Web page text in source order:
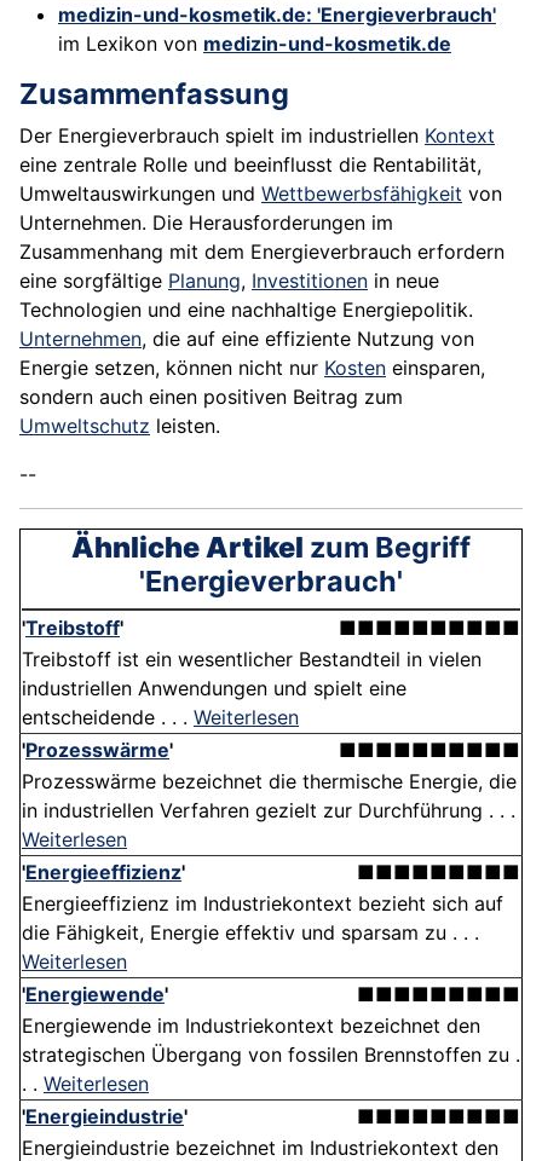
medizin-und-kosmetik.de: 'Energieverbrauch'
im Lexikon von medizin-und-kosmetik.de
Zusammenfassung
Der Energieverbrauch spielt im industriellen Kontext
eine zentrale Rolle und beeinflusst die Rentabilität,
Umweltauswirkungen und Wettbewerbsfähigkeit von
Unternehmen. Die Herausforderungen im
Zusammenhang mit dem Energieverbrauch erfordern
eine sorgfältige Planung, Investitionen in neue
Technologien und eine nachhaltige Energiepolitik.
Unternehmen, die auf eine effiziente Nutzung von
Energie setzen, können nicht nur Kosten einsparen,
sondern auch einen positiven Beitrag zum
Umweltschutz leisten.
--
Ähnliche Artikel zum Begriff
'Energieverbrauch'
'Treibstoff'
■■■■■■■■■■
Treibstoff ist ein wesentlicher Bestandteil in vielen
industriellen Anwendungen und spielt eine
entscheidende . . . Weiterlesen
'Prozesswärme'
■■■■■■■■■■
Prozesswärme bezeichnet die thermische Energie, die
in industriellen Verfahren gezielt zur Durchführung . . .
Weiterlesen
'Energieeffizienz'
■■■■■■■■■
Energieeffizienz im Industriekontext bezieht sich auf
die Fähigkeit, Energie effektiv und sparsam zu . . .
Weiterlesen
'Energiewende'
■■■■■■■■■
Energiewende im Industriekontext bezeichnet den
strategischen Übergang von fossilen Brennstoffen zu .
. . Weiterlesen
'Energieindustrie'
■■■■■■■■■
Energieindustrie bezeichnet im Industriekontext den